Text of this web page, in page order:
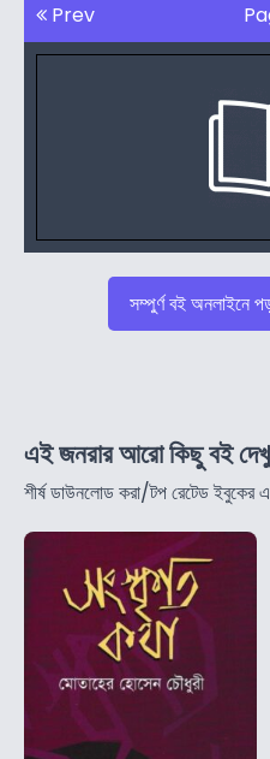
Prev
সম্পুর্ণ বই অনলাইনে
এই জনরার আরো কিছু বই
শীর্ষ ডাউনলোড করা/টপ রেটেড ইবুকের